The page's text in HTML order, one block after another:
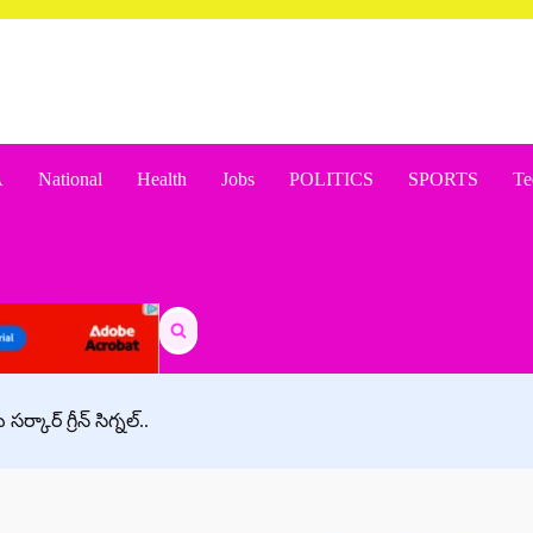
National Health Jobs POLITICS SPORTS
Search
for:
గ్రీన్ సిగ్నల్..